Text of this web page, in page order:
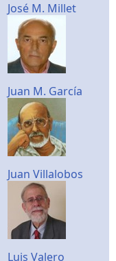
José M. Millet
Juan M. García
Juan Villalobos
Luis Valero